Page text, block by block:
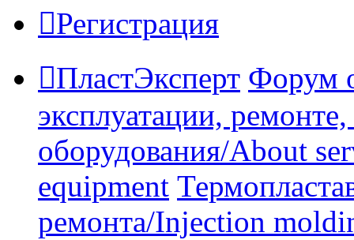
Регистрация
ПластЭксперт Форум
эксплуатации,
оборудования/About
equipment
ремонта/Injection